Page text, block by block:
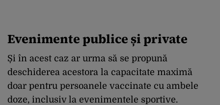
Evenimente publice și private
Și în acest caz ar urma să se propună
deschiderea acestora la capacitate maximă
doar pentru persoanele vaccinate cu ambele
doze, inclusiv la evenimentele sportive.